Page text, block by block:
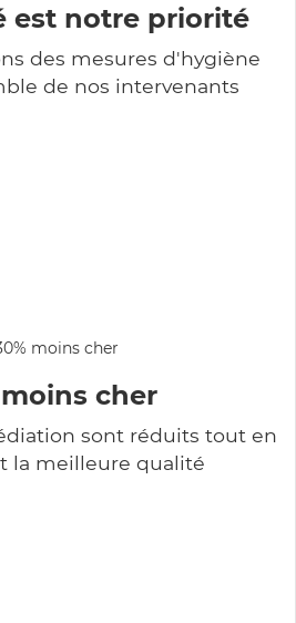
est notre priorité
des mesures d'hygiène
de nos intervenants
cher
sont réduits tout en
la meilleure qualité